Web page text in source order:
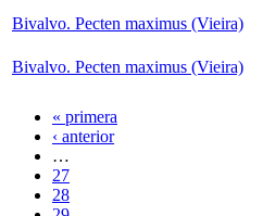
Bivalvo. Pecten maximus (Vieira)
Bivalvo. Pecten maximus (Vieira)
« primera
‹ anterior
…
27
28